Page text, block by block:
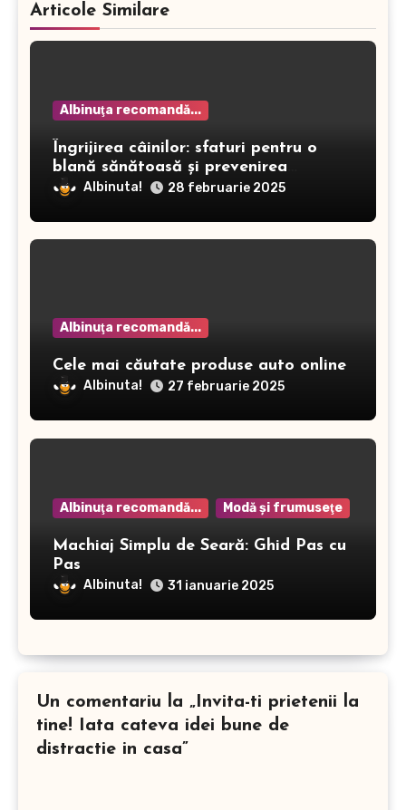
Articole Similare
Albinuţa recomandă...
Îngrijirea câinilor: sfaturi pentru o
blană sănătoasă și prevenirea
dermatitei
Albinuta! 28 februarie 2025
Albinuţa recomandă...
Cele mai căutate produse auto online
Albinuta! 27 februarie 2025
Albinuţa recomandă... Modă şi frumuseţe
Machiaj Simplu de Seară: Ghid Pas cu
Pas
Albinuta! 31 ianuarie 2025
Un comentariu la „Invita-ti prietenii la
tine! Iata cateva idei bune de
distractie in casa”